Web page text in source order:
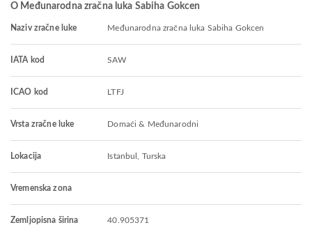
O Međunarodna zračna luka Sabiha Gokcen
Naziv zračne luke Međunarodna zračna luka Sabiha Gokcen
IATA kod SAW
ICAO kod LTFJ
Vrsta zračne luke Domaći & Međunarodni
Lokacija Istanbul, Turska
Vremenska zona
Zemljopisna širina 40.905371